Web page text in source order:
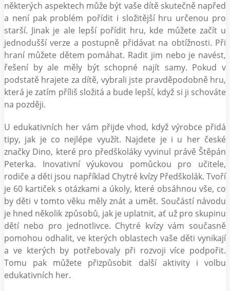
některých aspektech může být vaše dítě skutečně napřed
a není pak problém pořídit i složitější hru určenou pro
starší. Jinak je ale lepší pořídit hru, kde můžete začít u
jednodušší verze a postupně přidávat na obtížnosti. Při
hraní můžete dětem pomáhat. Radit jim nebo je navést,
řešení by ale měly být schopné najít samy. Pokud v
podstatě hrajete za dítě, vybrali jste pravděpodobně hru,
která je zatím příliš složitá a bude lepší, když si ji schováte
na později.
U edukativních her vám přijde vhod, když výrobce přidá
tipy, jak je co nejlépe využít. Najdete je i u her české
značky Dino, které pro předškoláky vyvinul právě Štěpán
Peterka. Inovativní výukovou pomůckou pro učitele,
rodiče a děti jsou například Chytré kvízy Předškolák. Tvoří
je 60 kartiček s otázkami a úkoly, které obsáhnou vše, co
by děti v tomto věku měly znát a umět. Součástí návodu
je hned několik způsobů, jak je uplatnit, ať už pro skupinu
dětí nebo pro jednotlivce. Chytré kvízy vám současně
pomohou odhalit, ve kterých oblastech vaše děti vynikají
a ve kterých by potřebovaly při rozvoji více podpořit.
Tomu pak můžete přizpůsobit další aktivity i volbu
edukativních her.